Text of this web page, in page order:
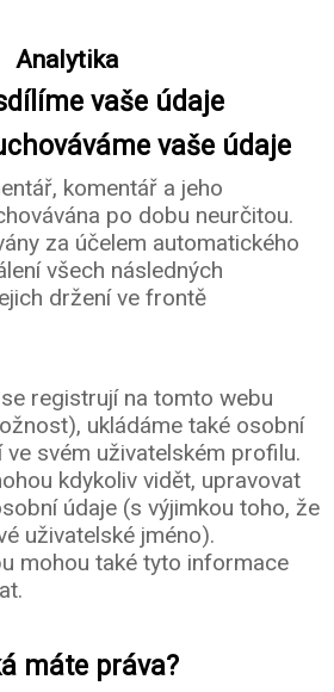
Analytika
vaše údaje
vaše údaje
komentář a jeho
po dobu neurčitou.
za účelem automatického
všech následných
držení ve frontě
registrují na tomto webu
ukládáme také osobní
ve svém uživatelském profilu.
kdykoliv vidět, upravovat
údaje (s výjimkou toho, že
uživatelské jméno).
mohou také tyto informace
máte práva?